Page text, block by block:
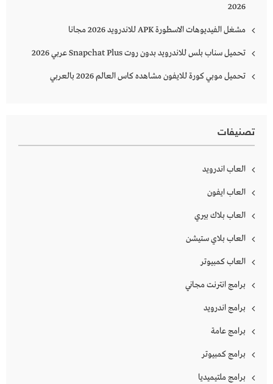
2026
مشغل الفيديوهات الاسطورة APK للاندرويد 2026 مجانا
تحميل سناب بلس للاندرويد بدون روت Snapchat Plus‏ عربي 2026
تحميل موبي كورة للايفون مشاهده كاس العالم 2026 بالعربي
تصنيفات
العاب اندرويد
العاب ايفون
العاب بلاك بيري
العاب بلاي ستيشن
العاب كمبيوتر
برامج انترنت مجاني
برامج اندرويد
برامج عامة
برامج كمبيوتر
برامج ملتيميديا